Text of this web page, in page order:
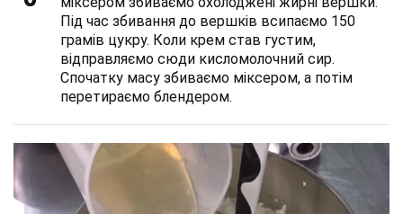
Під час збивання до вершків всипаємо 150
грамів цукру. Коли крем став густим,
відправляємо сюди кисломолочний сир.
Спочатку масу збиваємо міксером, а потім
перетираємо блендером.